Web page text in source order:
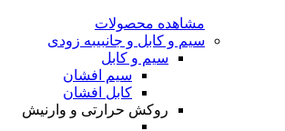
مشاهده محصولات
سیم و کابل و جانبیبه زودی
سیم و کابل
سیم افشان
کابل افشان
روکش حرارتی و وارنیش